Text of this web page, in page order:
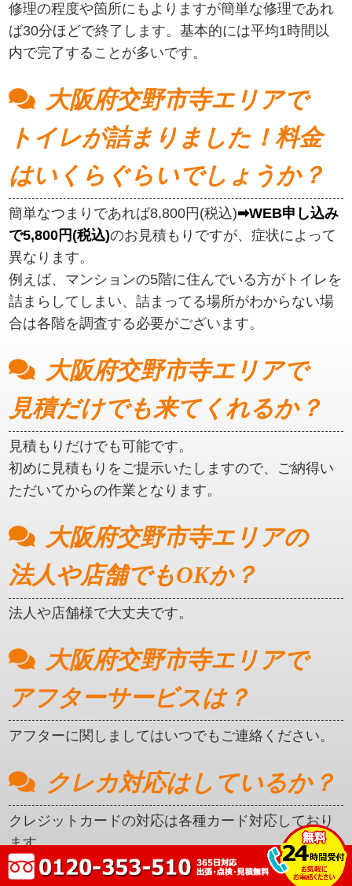
修理の程度や箇所にもよりますが簡単な修理であれ
ば30分ほどで終了します。基本的には平均1時間以
内で完了することが多いです。
大阪府交野市寺エリアで
トイレが詰まりました！料金
はいくらぐらいでしょうか？
簡単なつまりであれば8,800円(税込)➡WEB申し込み
で5,800円(税込)のお見積もりですが、症状によって
異なります。
例えば、マンションの5階に住んでいる方がトイレを
詰まらしてしまい、詰まってる場所がわからない場
合は各階を調査する必要がございます。
大阪府交野市寺エリアで
見積だけでも来てくれるか？
見積もりだけでも可能です。
初めに見積もりをご提示いたしますので、ご納得い
ただいてからの作業となります。
大阪府交野市寺エリアの
法人や店舗でもOKか？
法人や店舗様で大丈夫です。
大阪府交野市寺エリアで
アフターサービスは？
アフターに関しましてはいつでもご連絡ください。
クレカ対応はしているか？
クレジットカードの対応は各種カード対応しており
ます。